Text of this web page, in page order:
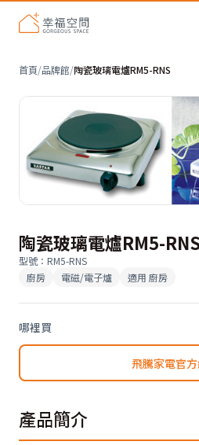
首頁/品牌館/陶瓷玻璃電爐RM5-RNS
陶瓷玻璃電爐RM5-
型號 ： RM5-RNS
廚房
電磁/電子爐 適用 廚房
哪裡買
飛騰家電官
產品簡介